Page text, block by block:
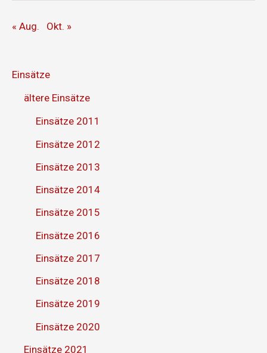
« Aug. Okt. »
Einsätze
ältere Einsätze
Einsätze 2011
Einsätze 2012
Einsätze 2013
Einsätze 2014
Einsätze 2015
Einsätze 2016
Einsätze 2017
Einsätze 2018
Einsätze 2019
Einsätze 2020
Einsätze 2021